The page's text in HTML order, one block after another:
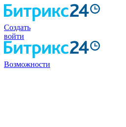
Создать
войти
Возможности